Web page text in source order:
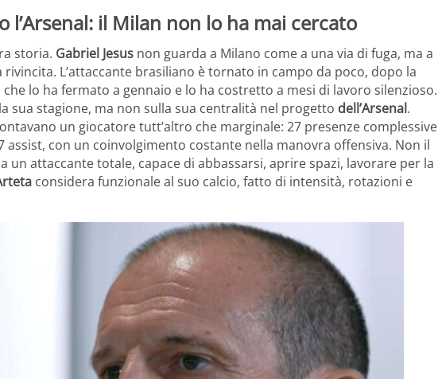
l’Arsenal: il Milan non lo ha mai cercato
storia. Gabriel Jesus non guarda a Milano come a una via di fuga, ma a
rivincita. L’attaccante brasiliano è tornato in campo da poco, dopo la
lo ha fermato a gennaio e lo ha costretto a mesi di lavoro silenzioso.
sua stagione, ma non sulla sua centralità nel progetto dell’Arsenal.
un giocatore tutt’altro che marginale: 27 presenze complessive
assist, con un coinvolgimento costante nella manovra offensiva. Non il
un attaccante totale, capace di abbassarsi, aprire spazi, lavorare per la
considera funzionale al suo calcio, fatto di intensità, rotazioni e